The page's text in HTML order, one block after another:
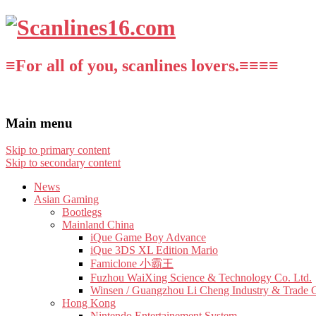
≡For all of you, scanlines lovers.≡≡≡≡
Main menu
Skip to primary content
Skip to secondary content
News
Asian Gaming
Bootlegs
Mainland China
iQue Game Boy Advance
iQue 3DS XL Edition Mario
Famiclone 小霸王
Fuzhou WaiXing Science & Technology Co. Ltd.
Winsen / Guangzhou Li Cheng Industry & Trade
Hong Kong